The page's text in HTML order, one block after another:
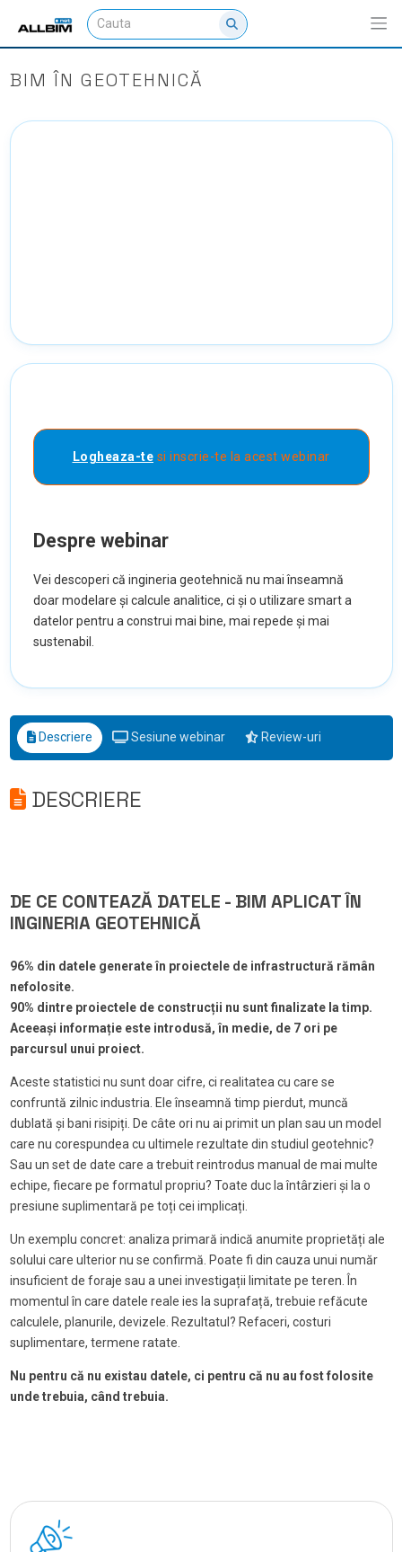
BIM ÎN GEOTEHNICĂ
Logheaza-te si inscrie-te la acest webinar
Despre webinar
Vei descoperi că ingineria geotehnică nu mai înseamnă
doar modelare și calcule analitice, ci și o utilizare smart a
datelor pentru a construi mai bine, mai repede și mai
sustenabil.
Descriere Sesiune webinar Review-uri
DESCRIERE
DE CE CONTEAZĂ DATELE - BIM APLICAT ÎN
INGINERIA GEOTEHNICĂ
96% din datele generate în proiectele de infrastructură rămân
nefolosite.
90% dintre proiectele de construcții nu sunt finalizate la timp.
Aceeași informație este introdusă, în medie, de 7 ori pe
parcursul unui proiect.
Aceste statistici nu sunt doar cifre, ci realitatea cu care se
confruntă zilnic industria. Ele înseamnă timp pierdut, muncă
dublată și bani risipiți. De câte ori nu ai primit un plan sau un model
care nu corespundea cu ultimele rezultate din studiul geotehnic?
Sau un set de date care a trebuit reintrodus manual de mai multe
echipe, fiecare pe formatul propriu? Toate duc la întârzieri și la o
presiune suplimentară pe toți cei implicați.
Un exemplu concret: analiza primară indică anumite proprietăți ale
solului care ulterior nu se confirmă. Poate fi din cauza unui număr
insuficient de foraje sau a unei investigații limitate pe teren. În
momentul în care datele reale ies la suprafață, trebuie refăcute
calculele, planurile, devizele. Rezultatul? Refaceri, costuri
suplimentare, termene ratate.
Nu pentru că nu existau datele, ci pentru că nu au fost folosite
unde trebuia, când trebuia.